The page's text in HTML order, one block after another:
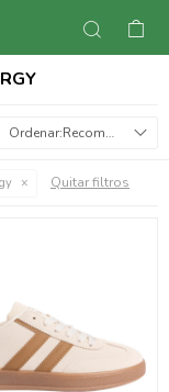
Recomendados
Quitar filtros